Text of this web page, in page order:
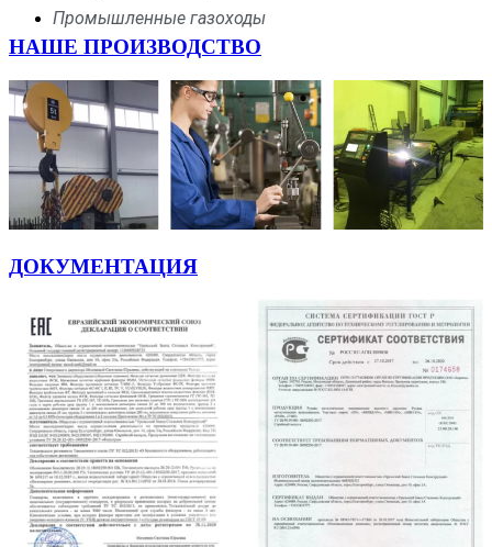
Промышленные газоходы
НАШЕ ПРОИЗВОДСТВО
ДОКУМЕНТАЦИЯ